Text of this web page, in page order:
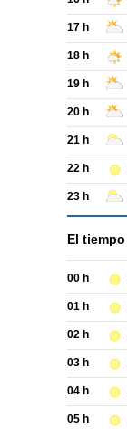
17 h
18 h
19 h
20 h
21 h
22 h
23 h
El tiempo
00 h
01 h
02 h
03 h
04 h
05 h